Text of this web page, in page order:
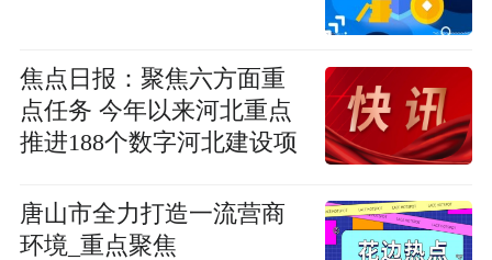
焦点日报：聚焦六方面重
点任务 今年以来河北重点
推进188个数字河北建设项
唐山市全力打造一流营商
环境_重点聚焦